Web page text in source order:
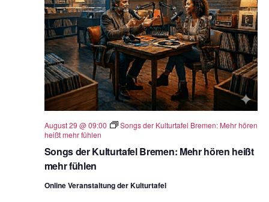
Songs der Kulturtafel Bremen: Mehr hören heißt
mehr fühlen
August 29 @ 09:00
Songs der Kulturtafel Bremen: Mehr hören
heißt mehr fühlen
Online Veranstaltung der Kulturtafel